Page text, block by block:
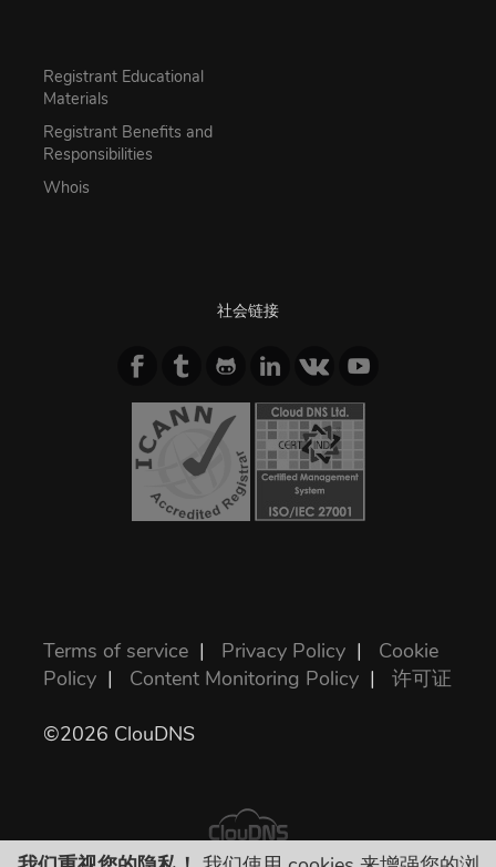
Registrant Educational
Materials
Registrant Benefits and
Responsibilities
Whois
社会链接
Terms of service | Privacy Policy | Cookie
Policy | Content Monitoring Policy | 许可证
©2026 ClouDNS